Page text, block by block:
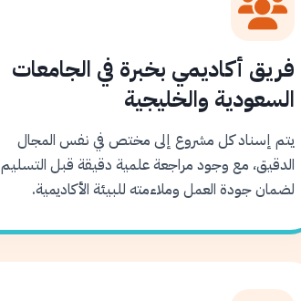
فريق أكاديمي بخبرة في الجامعات
السعودية والخليجية
يتم إسناد كل مشروع إلى مختص في نفس المجال
الدقيق، مع وجود مراجعة علمية دقيقة قبل التسليم
لضمان جودة العمل وملاءمته للبيئة الأكاديمية.